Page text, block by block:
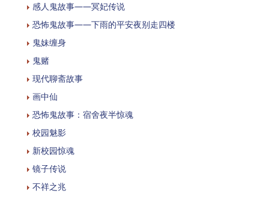
感人鬼故事——冥妃传说
恐怖鬼故事——下雨的平安夜别走四楼
鬼妹缠身
鬼赌
现代聊斋故事
画中仙
恐怖鬼故事：宿舍夜半惊魂
校园魅影
新校园惊魂
镜子传说
不祥之兆